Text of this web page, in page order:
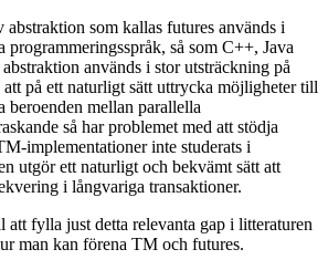
som kallas futures används i
programmeringsspråk, så som C++, Java
används i stor utsträckning på
att på ett naturligt sätt uttrycka möjligheter till
beroenden mellan parallella
så har problemet med att stödja
implementationer inte studerats i
utgör ett naturligt och bekvämt sätt att
i långvariga transaktioner.
fylla just detta relevanta gap i litteraturen
man kan förena TM och futures.